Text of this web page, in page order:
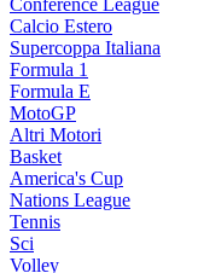
Conference League
Calcio Estero
Supercoppa Italiana
Formula 1
Formula E
MotoGP
Altri Motori
Basket
America's Cup
Nations League
Tennis
Sci
Volley